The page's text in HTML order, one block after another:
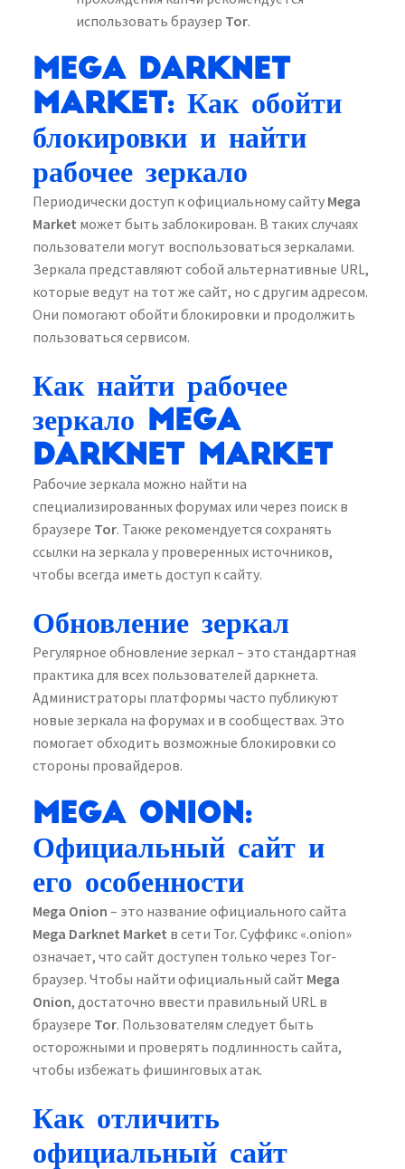
использовать браузер Tor.
Mega Darknet
Market: Как обойти
блокировки и найти
рабочее зеркало
Периодически доступ к официальному сайту Mega
Market может быть заблокирован. В таких случаях
пользователи могут воспользоваться зеркалами.
Зеркала представляют собой альтернативные URL,
которые ведут на тот же сайт, но с другим адресом.
Они помогают обойти блокировки и продолжить
пользоваться сервисом.
Как найти рабочее
зеркало Mega
Darknet Market
Рабочие зеркала можно найти на
специализированных форумах или через поиск в
браузере Tor. Также рекомендуется сохранять
ссылки на зеркала у проверенных источников,
чтобы всегда иметь доступ к сайту.
Обновление зеркал
Регулярное обновление зеркал – это стандартная
практика для всех пользователей даркнета.
Администраторы платформы часто публикуют
новые зеркала на форумах и в сообществах. Это
помогает обходить возможные блокировки со
стороны провайдеров.
Mega Onion:
Официальный сайт и
его особенности
Mega Onion – это название официального сайта
Mega Darknet Market в сети Tor. Суффикс «.onion»
означает, что сайт доступен только через Tor-
браузер. Чтобы найти официальный сайт Mega
Onion, достаточно ввести правильный URL в
браузере Tor. Пользователям следует быть
осторожными и проверять подлинность сайта,
чтобы избежать фишинговых атак.
Как отличить
официальный сайт